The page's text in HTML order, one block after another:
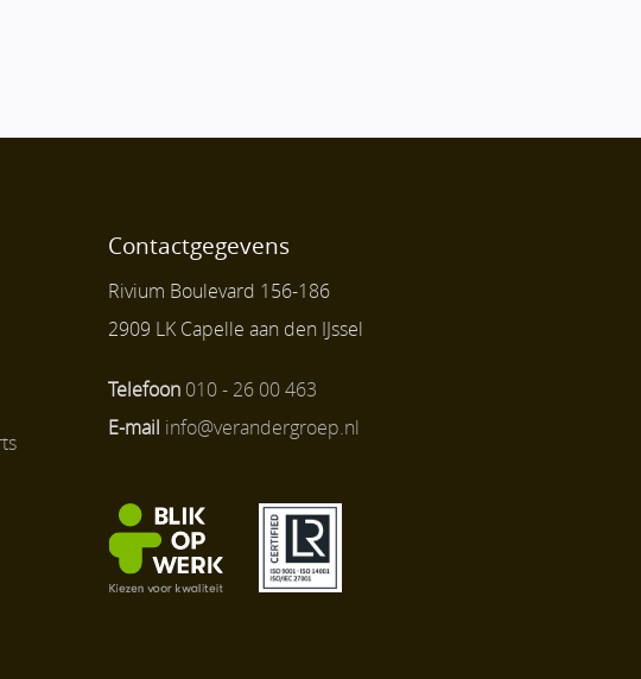
Contactgegevens
Rivium Boulevard 156-186
2909 LK Capelle aan den IJssel
Telefoon 010 - 26 00 463
E-mail info@verandergroep.nl